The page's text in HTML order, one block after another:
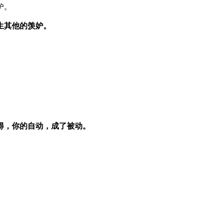
他的羡妒。
你的自动，成了被动。